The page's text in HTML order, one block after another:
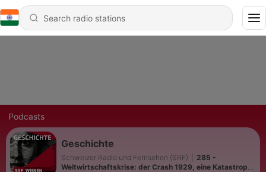
Podcasts
Geschichte
Schweizer Radio und Fernsehen (SRF)
285 -
Weltwirtschaftskrise: der Crash 1929, eine Katastrophe